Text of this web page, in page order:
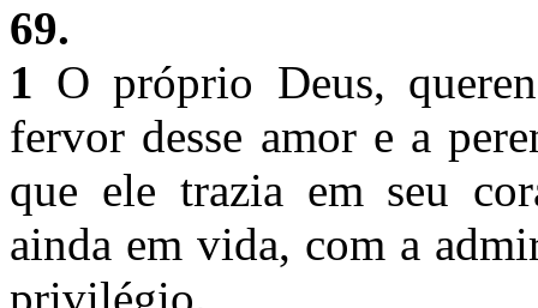
69.
1 O próprio Deus,
fervor desse amor e a
que ele trazia em seu
ainda em vida, com a
privilégio.